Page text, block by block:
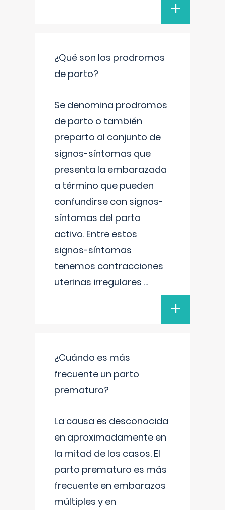
+
¿Qué son los prodromos
de parto?
Se denomina prodromos
de parto o también
preparto al conjunto de
signos-síntomas que
presenta la embarazada
a término que pueden
confundirse con signos-
síntomas del parto
activo. Entre estos
signos-síntomas
tenemos contracciones
uterinas irregulares ...
+
¿Cuándo es más
frecuente un parto
prematuro?
La causa es desconocida
en aproximadamente en
la mitad de los casos. El
parto prematuro es más
frecuente en embarazos
múltiples y en